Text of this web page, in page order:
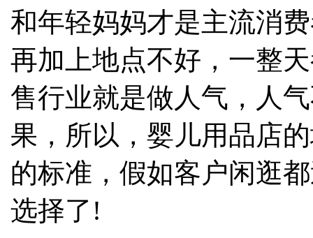
和年轻妈妈才是主流消
再加上地点不好，一整
售行业就是做人气，人
果，所以，婴儿用品店
的标准，假如客户闲逛
选择了!